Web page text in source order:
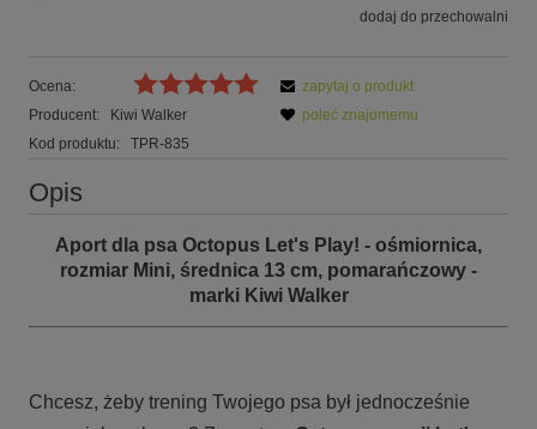
dodaj do przechowalni
Ocena:
Producent:
Kiwi Walker
Kod produktu:
TPR-835
zapytaj o produkt
poleć znajomemu
Opis
Aport dla psa Octopus Let's Play! - ośmiornica,
rozmiar Mini, średnica 13 cm, pomarańczowy -
marki Kiwi Walker
Chcesz, żeby trening Twojego psa był jednocześnie